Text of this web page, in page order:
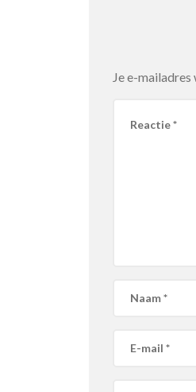
Je e-